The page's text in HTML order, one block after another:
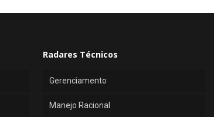
Radares Técnicos
Gerenciamento
Manejo Racional